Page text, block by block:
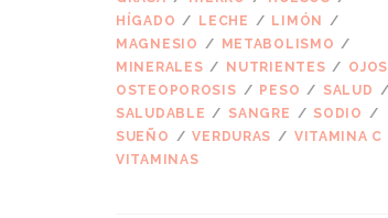
HÍGADO
LECHE
LIMÓN
MAGNESIO
METABOLISMO
MINERALES
NUTRIENTES
OJOS
OSTEOPOROSIS
PESO
SALUD
SALUDABLE
SANGRE
SODIO
SUEÑO
VERDURAS
VITAMINA C
VITAMINAS